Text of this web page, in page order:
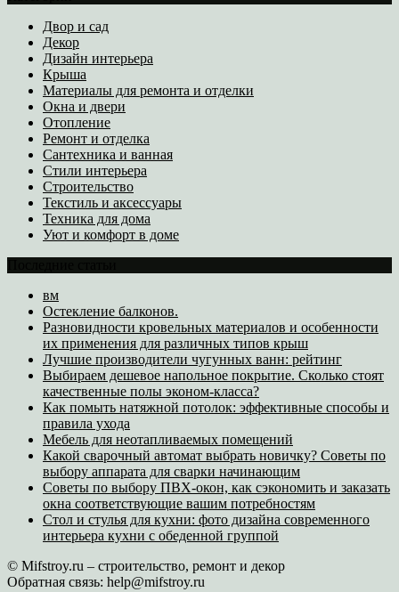
Двор и сад
Декор
Дизайн интерьера
Крыша
Материалы для ремонта и отделки
Окна и двери
Отопление
Ремонт и отделка
Сантехника и ванная
Стили интерьера
Строительство
Текстиль и аксессуары
Техника для дома
Уют и комфорт в доме
вм
Остекление балконов.
Разновидности кровельных материалов и особенности
их применения для различных типов крыш
Лучшие производители чугунных ванн: рейтинг
Выбираем дешевое напольное покрытие. Сколько стоят
качественные полы эконом-класса?
Как помыть натяжной потолок: эффективные способы и
правила ухода
Мебель для неотапливаемых помещений
Какой сварочный автомат выбрать новичку? Советы по
выбору аппарата для сварки начинающим
Советы по выбору ПВХ-окон, как сэкономить и заказать
окна соответствующие вашим потребностям
Стол и стулья для кухни: фото дизайна современного
интерьера кухни с обеденной группой
© Mifstroy.ru – строительство, ремонт и декор
Обратная связь: help@mifstroy.ru